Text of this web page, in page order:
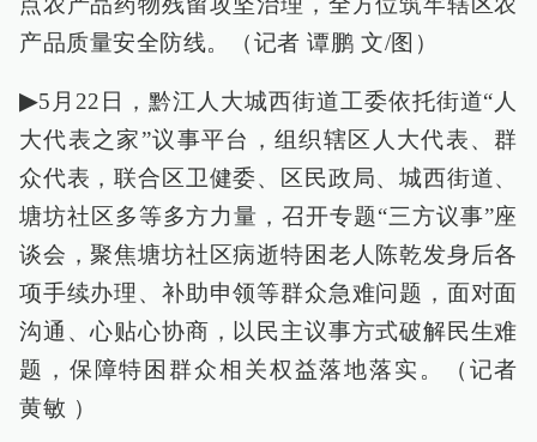
产品质量安全防线。（记者 谭鹏 文/图）
▶5月22日，黔江人大城西街道工委依托街道“人
大代表之家”议事平台，组织辖区人大代表、群
众代表，联合区卫健委、区民政局、城西街道、
塘坊社区多等多方力量，召开专题“三方议事”座
谈会，聚焦塘坊社区病逝特困老人陈乾发身后各
项手续办理、补助申领等群众急难问题，面对面
沟通、心贴心协商，以民主议事方式破解民生难
题，保障特困群众相关权益落地落实。（记者
黄敏 ）